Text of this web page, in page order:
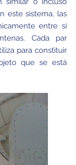
este sistema, las
entre sí
Cada par
para constituir
que se está